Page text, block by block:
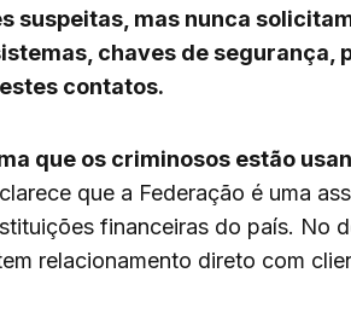
suspeitas, mas nunca
chaves de segurança,
contatos.
que os criminosos estão
que a Federação é uma
financeiras do país. No
relacionamento direto com